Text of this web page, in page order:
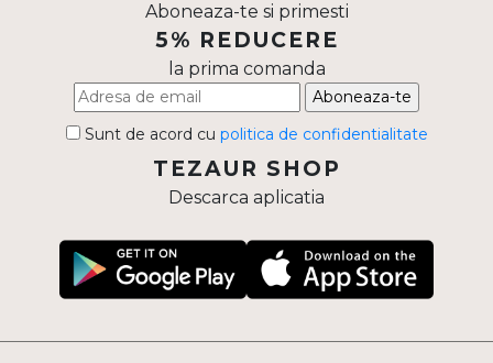
Aboneaza-te si primesti
5% REDUCERE
la prima comanda
Aboneaza-te
Sunt de acord cu politica de confidentialitate
TEZAUR SHOP
Descarca aplicatia